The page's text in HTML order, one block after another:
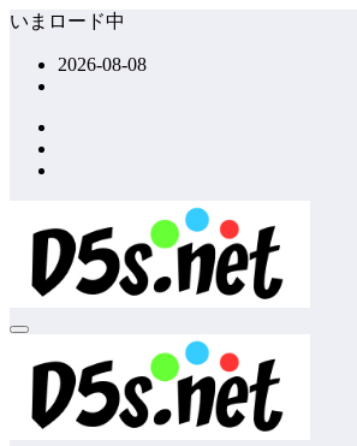
コ
いまロード中
2026-08-08